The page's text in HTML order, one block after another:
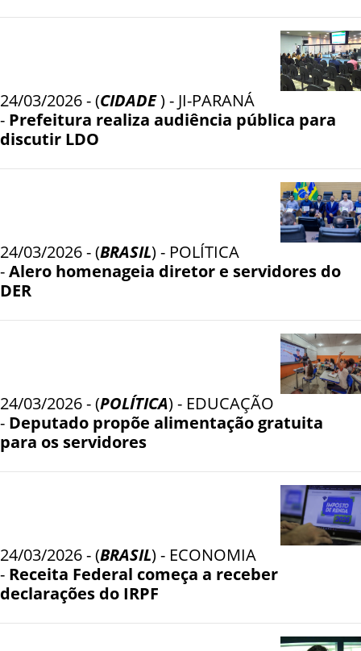
24/03/2026 - (CIDADE) - JI-PARANÁ
- Prefeitura realiza audiência pública para
discutir LDO
24/03/2026 - (BRASIL) - POLÍTICA
-Alero homenageia diretor e servidores do
DER
24/03/2026 - (POLÍTICA) - EDUCAÇÃO
- Deputado propõe alimentação gratuita
para os servidores
24/03/2026 - (BRASIL) - ECONOMIA
- Receita Federal começa a receber
declarações do IRPF